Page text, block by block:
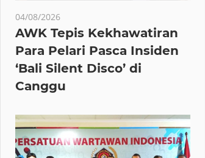
04/08/2026
AWK Tepis Kekhawatiran
Para Pelari Pasca Insiden
‘Bali Silent Disco’ di
Canggu